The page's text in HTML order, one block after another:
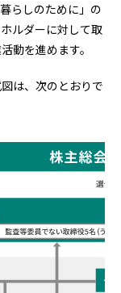
らしのために」の
ルダーに対して取
動を進めます。
は、次のとおりで